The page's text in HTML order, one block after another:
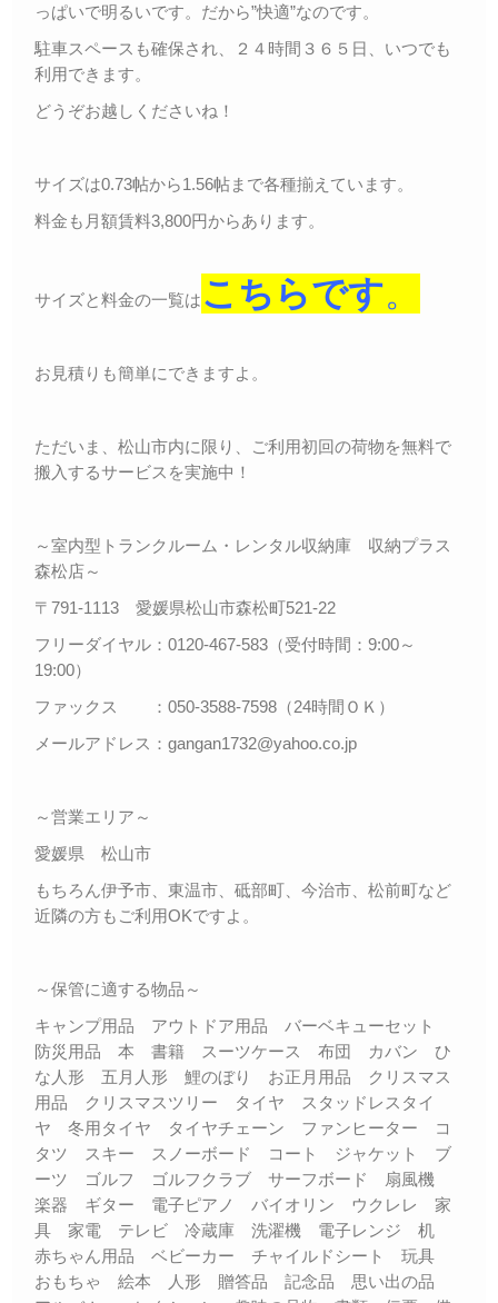
っぱいで明るいです。だから”快適”なのです。
駐車スペースも確保され、２４時間３６５日、いつでも
利用できます。
どうぞお越しくださいね！
サイズは0.73帖から1.56帖まで各種揃えています。
料金も月額賃料3,800円からあります。
サイズと料金の一覧は こちらです。
お見積りも簡単にできますよ。
ただいま、松山市内に限り、ご利用初回の荷物を無料で
搬入するサービスを実施中！
～室内型トランクルーム・レンタル収納庫 収納プラス
森松店～
〒791-1113 愛媛県松山市森松町521-22
フリーダイヤル：0120-467-583（受付時間：9:00～
19:00）
ファックス ：050-3588-7598（24時間ＯＫ）
メールアドレス：gangan1732@yahoo.co.jp
～営業エリア～
愛媛県 松山市
もちろん伊予市、東温市、砥部町、今治市、松前町など
近隣の方もご利用OKですよ。
～保管に適する物品～
キャンプ用品 アウトドア用品 バーベキューセット
防災用品 本 書籍 スーツケース 布団 カバン ひ
な人形 五月人形 鯉のぼり お正月用品 クリスマス
用品 クリスマスツリー タイヤ スタッドレスタイ
ヤ 冬用タイヤ タイヤチェーン ファンヒーター コ
タツ スキー スノーボード コート ジャケット ブ
ーツ ゴルフ ゴルフクラブ サーフボード 扇風機
楽器 ギター 電子ピアノ バイオリン ウクレレ 家
具 家電 テレビ 冷蔵庫 洗濯機 電子レンジ 机
赤ちゃん用品 ベビーカー チャイルドシート 玩具
おもちゃ 絵本 人形 贈答品 記念品 思い出の品